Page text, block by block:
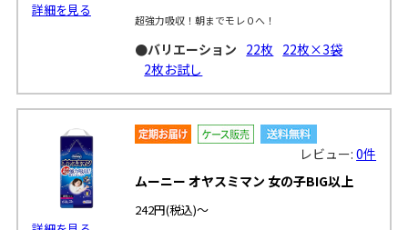
詳細を見る
超強力吸収！朝までモレ０へ！
●バリエーション 22枚 22枚×3袋
2枚お試し
レビュー:0件
ムーニー オヤスミマン 女の子BIG以上
242円(税込)～